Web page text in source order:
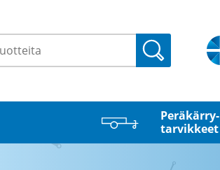
Haku
Peräkärry­
tarvikkeet